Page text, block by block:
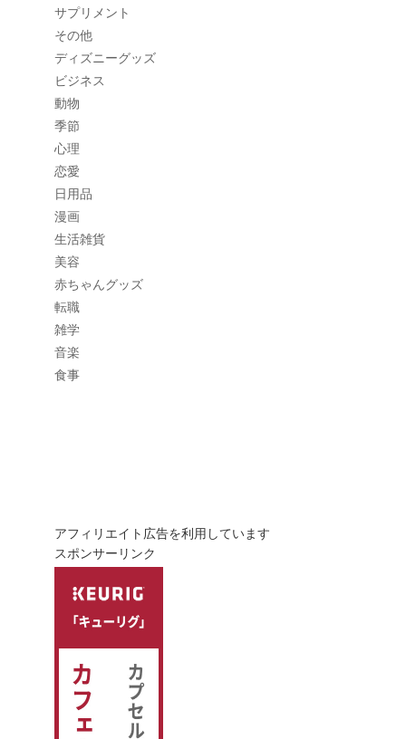
サプリメント
その他
ディズニーグッズ
ビジネス
動物
季節
心理
恋愛
日用品
漫画
生活雑貨
美容
赤ちゃんグッズ
転職
雑学
音楽
食事
アフィリエイト広告を利用しています
スポンサーリンク